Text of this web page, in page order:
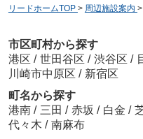
リードホームTOP > 周辺施設案内 >
市区町村から探す
港区 / 世田谷区 / 渋谷区 /
川崎市中原区 / 新宿区
町名から探す
港南 / 三田 / 赤坂 / 白金 /
代々木 / 南麻布